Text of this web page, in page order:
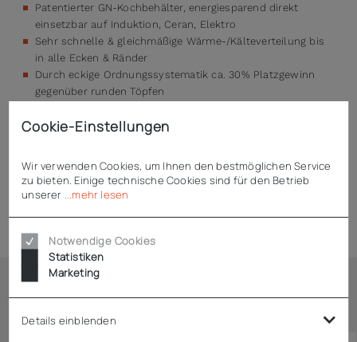
Patentierter GN-Kochbehälter, energiesparend direkt
einsetzbar auf Induktion, Ceran, Elektro
Sehr schnelle & gleichmäßige Wärme-/Kälteverteilung bis
in alle Ecken & Ränder
Durch eckige Ordnungssystematik ca. 30% Platzgewinn
gegenüber runden Töpfen
Beschichtung ist leicht zu reinigen und
Ähnliche Artikel
Cookie-Einstellungen
Wir verwenden Cookies, um Ihnen den bestmöglichen Service
zu bieten. Einige technische Cookies sind für den Betrieb
unserer
...mehr lesen
Notwendige Cookies
Statistiken
Marketing
Details einblenden